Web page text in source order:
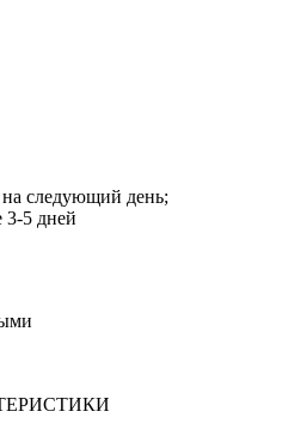
следующий день;
3-5 дней